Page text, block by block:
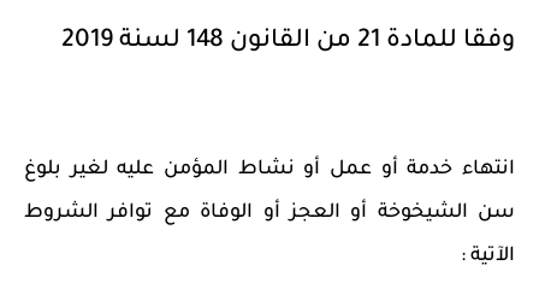
وفقا للمادة 21 من القانون 148 لسنة 2019
انتهاء خدمة أو عمل أو نشاط المؤمن عليه لغير بلوغ
سن الشيخوخة أو العجز أو الوفاة مع توافر الشروط
الآتية :